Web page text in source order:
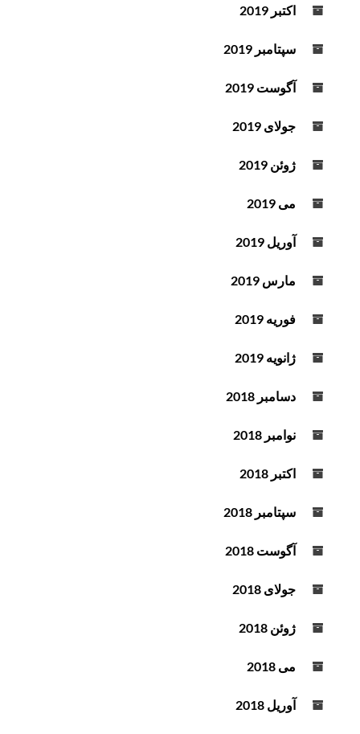
اکتبر 2019
سپتامبر 2019
آگوست 2019
جولای 2019
ژوئن 2019
می 2019
آوریل 2019
مارس 2019
فوریه 2019
ژانویه 2019
دسامبر 2018
نوامبر 2018
اکتبر 2018
سپتامبر 2018
آگوست 2018
جولای 2018
ژوئن 2018
می 2018
آوریل 2018